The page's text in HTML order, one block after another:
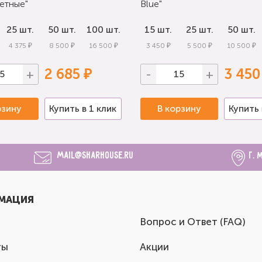
25 шт.
4 375 ₽
50 шт.
8 500 ₽
100 шт.
16 500 ₽
+ 2 685 ₽
Купить в 1 клик
Blue"
15 шт.
3 450 ₽
25 шт.
5 500 ₽
50 шт.
10 500 ₽
- + 3
В корзину Купить
mail@sharhouse.ru г.
Вопрос и Ответ (FAQ)
Акции